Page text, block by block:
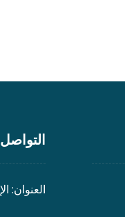
التواصل
العنوان: